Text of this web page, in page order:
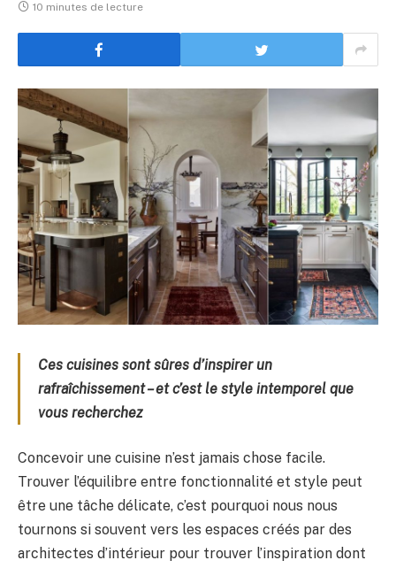
10 minutes de lecture
Ces cuisines sont sûres d’inspirer un
rafraîchissement – et c’est le style intemporel que
vous recherchez
Concevoir une cuisine n’est jamais chose facile.
Trouver l’équilibre entre fonctionnalité et style peut
être une tâche délicate, c’est pourquoi nous nous
tournons si souvent vers les espaces créés par des
architectes d’intérieur pour trouver l’inspiration dont